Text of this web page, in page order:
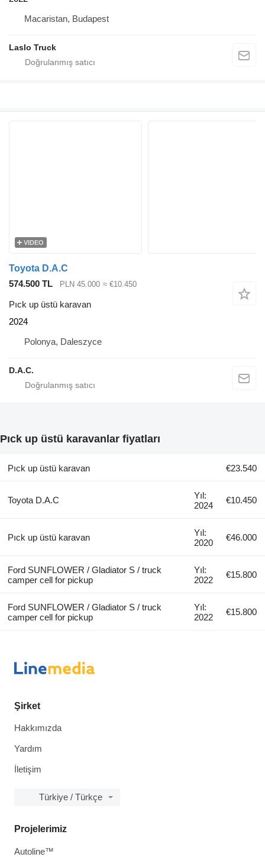
Macaristan, Budapest
Laslo Truck
VIDEO
Toyota D.A.C
574.500 TL
PLN 45.000 ≈ €10.450
Pıck up üstü karavan
2024
Polonya, Daleszyce
D.A.C.
Pıck up üstü karavanlar fiyatları
Pıck up üstü karavan €23.540
Toyota D.A.C
Yıl:
2024
€10.450
Pıck up üstü karavan
Yıl:
2020
€46.000
Ford SUNFLOWER / Gladiator S / truck
camper cell for pickup
Yıl:
2022
€15.800
Ford SUNFLOWER / Gladiator S / truck
camper cell for pickup
Yıl:
2022
€15.800
Şirket
Hakkımızda
Yardım
İletişim
Türkiye / Türkçe
Projelerimiz
Autoline™